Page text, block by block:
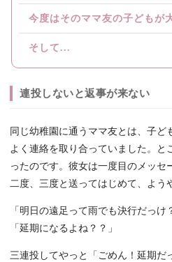
今度はそのママ友の子どもが
そして...
連投しないと返事が来ない
同じ幼稚園に通うママ友とは、子ど
よく連絡を取り合っていました。と
ったのです。彼女は一度目のメッセ
二度、三度と送ってはじめて、よう
「明日の遠足って雨でも決行だっけ
「延期になるよね？？」
三連投してやっと「ごめん！延期だ